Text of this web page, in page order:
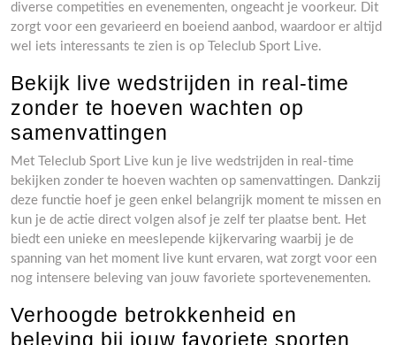
diverse competities en evenementen, ongeacht je voorkeur. Dit
zorgt voor een gevarieerd en boeiend aanbod, waardoor er altijd
wel iets interessants te zien is op Teleclub Sport Live.
Bekijk live wedstrijden in real-time
zonder te hoeven wachten op
samenvattingen
Met Teleclub Sport Live kun je live wedstrijden in real-time
bekijken zonder te hoeven wachten op samenvattingen. Dankzij
deze functie hoef je geen enkel belangrijk moment te missen en
kun je de actie direct volgen alsof je zelf ter plaatse bent. Het
biedt een unieke en meeslepende kijkervaring waarbij je de
spanning van het moment live kunt ervaren, wat zorgt voor een
nog intensere beleving van jouw favoriete sportevenementen.
Verhoogde betrokkenheid en
beleving bij jouw favoriete sporten